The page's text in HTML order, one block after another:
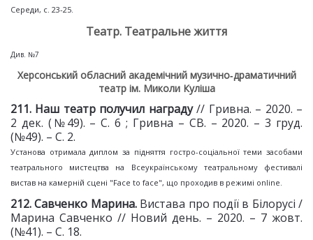
Середи, с. 23-25.
Театр. Театральне життя
Див. №7
Херсонський обласний академічний музично‑драматичний
театр ім. Миколи Куліша
211. Наш театр получил награду// Гривна. – 2020. –
2 дек. (№49). – С. 6 ; Гривна – СВ. – 2020. – 3 груд.
(№49). – С. 2.
Установа отримала диплом за підняття гостро-соціальної теми засобами
театрального мистецтва на Всеукраїнському театральному фестивалі
вистав на камерній сцені "Face to face", що проходив в режимі online.
212. Савченко Марина. Вистава про події в Білорусі /
Марина Савченко // Новий день. – 2020. – 7 жовт.
(№41). – С. 18.